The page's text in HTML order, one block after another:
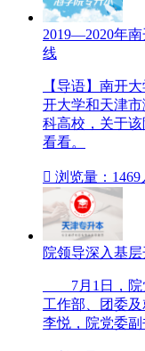
2019—2020年
线
【导语】南开
开大学和天津
科高校，关于
看看。
 浏览量：1469
院领导深入基
7月1日，院
工作部、团委
李悦，院党委